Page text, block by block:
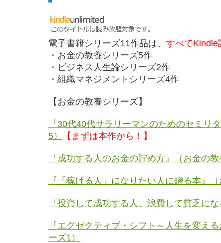
電子書籍シリーズ11作品は、 すべてKindle
・お金の教養シリーズ5作
・ビジネス人生論シリーズ2作
・組織マネジメントシリーズ4作
【お金の教養シリーズ】
『30代40代サラリーマンのためのセミリ
5）
【まずは本作から！】
『成功する人のお金の貯め方』（お金の教
『「稼げる人」になりたい人に贈る本』
『投資して成功する人、浪費して貧乏に
『エグゼクティブ・シフト～人生を変え
ーズ1）